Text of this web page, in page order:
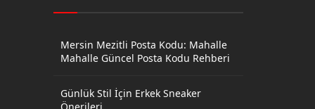
bağlı Denizkızı Turizm Anonim...
Mersin Mezitli Posta Kodu: Mahalle
Mahalle Güncel Posta Kodu Rehberi
Günlük Stil İçin Erkek Sneaker